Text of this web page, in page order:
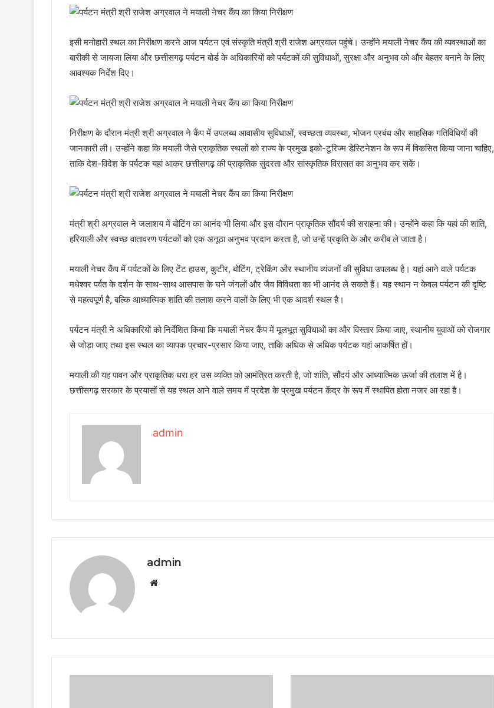
इसी मनोहारी स्थल का निरीक्षण करने आज पर्यटन एवं संस्कृति मंत्री श्री राजेश अग्रवाल पहुंचे। उन्होंने मयाली नेचर कैंप की व्यवस्थाओं का
बारीकी से जायजा लिया और छत्तीसगढ़ पर्यटन बोर्ड के अधिकारियों को पर्यटकों की सुविधाओं, सुरक्षा और अनुभव को और बेहतर बनाने के लिए
आवश्यक निर्देश दिए।
निरीक्षण के दौरान मंत्री श्री अग्रवाल ने कैंप में उपलब्ध आवासीय सुविधाओं, स्वच्छता व्यवस्था, भोजन प्रबंध और साहसिक गतिविधियों की
जानकारी ली। उन्होंने कहा कि मयाली जैसे प्राकृतिक स्थलों को राज्य के प्रमुख इको-टूरिज्म डेस्टिनेशन के रूप में विकसित किया जाना चाहिए,
ताकि देश-विदेश के पर्यटक यहां आकर छत्तीसगढ़ की प्राकृतिक सुंदरता और सांस्कृतिक विरासत का अनुभव कर सकें।
मंत्री श्री अग्रवाल ने जलाशय में बोटिंग का आनंद भी लिया और इस दौरान प्राकृतिक सौंदर्य की सराहना की। उन्होंने कहा कि यहां की शांति,
हरियाली और स्वच्छ वातावरण पर्यटकों को एक अनूठा अनुभव प्रदान करता है, जो उन्हें प्रकृति के और करीब ले जाता है।
मयाली नेचर कैंप में पर्यटकों के लिए टेंट हाउस, कुटीर, बोटिंग, ट्रेकिंग और स्थानीय व्यंजनों की सुविधा उपलब्ध है। यहां आने वाले पर्यटक
मधेश्वर पर्वत के दर्शन के साथ-साथ आसपास के घने जंगलों और जैव विविधता का भी आनंद ले सकते हैं। यह स्थान न केवल पर्यटन की दृष्टि
से महत्वपूर्ण है, बल्कि आध्यात्मिक शांति की तलाश करने वालों के लिए भी एक आदर्श स्थल है।
पर्यटन मंत्री ने अधिकारियों को निर्देशित किया कि मयाली नेचर कैंप में मूलभूत सुविधाओं का और विस्तार किया जाए, स्थानीय युवाओं को रोजगार
से जोड़ा जाए तथा इस स्थल का व्यापक प्रचार-प्रसार किया जाए, ताकि अधिक से अधिक पर्यटक यहां आकर्षित हों।
मयाली की यह पावन और प्राकृतिक धरा हर उस व्यक्ति को आमंत्रित करती है, जो शांति, सौंदर्य और आध्यात्मिक ऊर्जा की तलाश में है।
छत्तीसगढ़ सरकार के प्रयासों से यह स्थल आने वाले समय में प्रदेश के प्रमुख पर्यटन केंद्र के रूप में स्थापित होता नजर आ रहा है।
admin
admin